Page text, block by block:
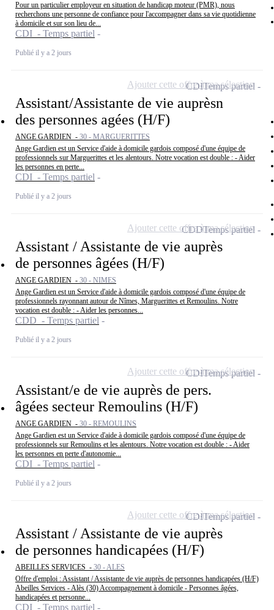
Pour un particulier employeur en situation de handicap moteur (PMR), nous
recherchons une personne de confiance pour l'accompagner dans sa vie quotidienne
à domicile et sur son lieu de...
CDI - Temps partiel
Publié il y a 2 jours
Assistant/Assistante de vie auprèsn
des personnes agées (H/F)
ANGE GARDIEN - 30 - MARGUERITTES
Ange Gardien est un Service d'aide à domicile gardois composé d'une équipe de
professionnels sur Marguerittes et les alentours. Notre vocation est double : - Aider
les personnes en perte...
CDI - Temps partiel
Publié il y a 2 jours
CDITemps partiel
Ajouter cette offre à ma sélection
Assistant / Assistante de vie auprès
de personnes âgées (H/F)
ANGE GARDIEN - 30 - NIMES
Ange Gardien est un Service d'aide à domicile gardois composé d'une équipe de
professionnels rayonnant autour de Nîmes, Marguerittes et Remoulins. Notre
vocation est double : - Aider les personnes...
CDD - Temps partiel
Publié il y a 2 jours
CDDTemps partiel
Ajouter cette offre à ma sélection
Assistant/e de vie auprès de pers.
âgées secteur Remoulins (H/F)
ANGE GARDIEN - 30 - REMOULINS
Ange Gardien est un Service d'aide à domicile gardois composé d'une équipe de
professionnels sur Remoulins et les alentours. Notre vocation est double : - Aider
les personnes en perte d'autonomie...
CDI - Temps partiel
Publié il y a 2 jours
CDITemps partiel
Ajouter cette offre à ma sélection
Assistant / Assistante de vie auprès
de personnes handicapées (H/F)
ABEILLES SERVICES - 30 - ALES
Offre d'emploi : Assistant / Assistante de vie auprès de personnes handicapées (H/F)
Abeilles Services - Alès (30) Accompagnement à domicile - Personnes âgées,
handicapées et personne...
CDI - Temps partiel
CDITemps partiel
Ajouter cette offre à ma sélection